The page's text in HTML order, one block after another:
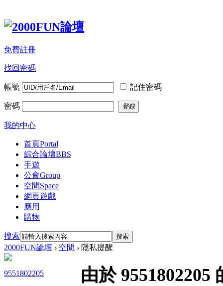
免費註冊
找回密碼
帳號 記住密碼
密碼 登錄
我的中心
首頁Portal
綜合論壇BBS
手遊
公會Group
空間Space
網頁遊戲
應用
購物
搜索 搜索
2000FUN論壇 › 空間 › 隱私提醒
9551802205 由於